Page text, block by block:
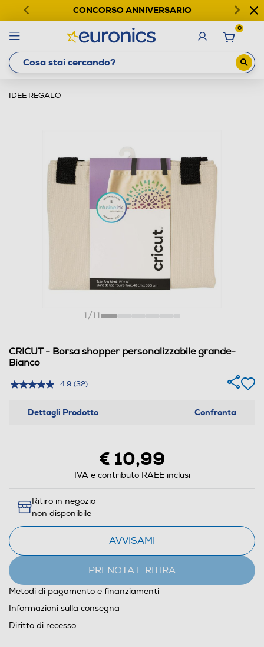
CONCORSO ANNIVERSARIO
0
IDEE REGALO
1/11
CRICUT - Borsa shopper personalizzabile grande-
Bianco
4.9 (32)
Dettagli Prodotto Confronta
€ 10,99
IVA e contributo RAEE inclusi
Ritiro in negozio
non disponibile
AVVISAMI
PRENOTA E RITIRA
Metodi di pagamento e finanziamenti
Informazioni sulla consegna
Diritto di recesso